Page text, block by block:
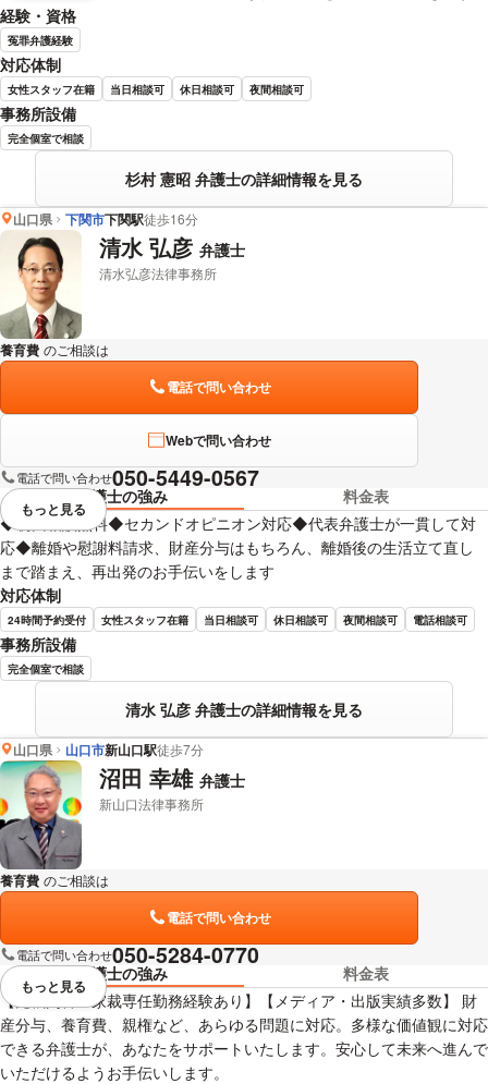
経験・資格
冤罪弁護経験
対応体制
女性スタッフ在籍 当日相談可 休日相談可 夜間相談可
事務所設備
完全個室で相談
杉村 憲昭 弁護士の詳細情報を見る
山口県 下関市下関駅徒歩16分
清水 弘彦 弁護士
清水弘彦法律事務所
養育費 のご相談は
電話で問い合わせ
Webで問い合わせ
電話で問い合わせ050-5449-0567
弁護士の強み
料金表
◆初回相談無料◆セカンドオピニオン対応◆代表弁護士が一貫して対
応◆離婚や慰謝料請求、財産分与はもちろん、離婚後の生活立て直し
まで踏まえ、再出発のお手伝いをします
対応体制
24時間予約受付 女性スタッフ在籍 当日相談可 休日相談可 夜間相談可 電話相談可
事務所設備
完全個室で相談
清水 弘彦 弁護士の詳細情報を見る
視覚的に省略されている要素を
もっと見る
山口県 山口市新山口駅徒歩7分
沼田 幸雄 弁護士
新山口法律事務所
養育費 のご相談は
電話で問い合わせ
電話で問い合わせ050-5284-0770
弁護士の強み
料金表
【元裁判官・家裁専任勤務経験あり】【メディア・出版実績多数】 財
産分与、養育費、親権など、あらゆる問題に対応。多様な価値観に対応
できる弁護士が、あなたをサポートいたします。安心して未来へ進んで
いただけるようお手伝いします。
視覚的に省略されている要素を
もっと見る